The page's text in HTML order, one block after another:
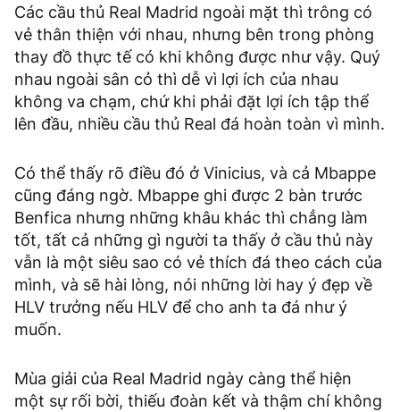
Các cầu thủ Real Madrid ngoài mặt thì trông có
vẻ thân thiện với nhau, nhưng bên trong phòng
thay đồ thực tế có khi không được như vậy. Quý
nhau ngoài sân cỏ thì dễ vì lợi ích của nhau
không va chạm, chứ khi phải đặt lợi ích tập thể
lên đầu, nhiều cầu thủ Real đá hoàn toàn vì mình.
Có thể thấy rõ điều đó ở Vinicius, và cả Mbappe
cũng đáng ngờ. Mbappe ghi được 2 bàn trước
Benfica nhưng những khâu khác thì chẳng làm
tốt, tất cả những gì người ta thấy ở cầu thủ này
vẫn là một siêu sao có vẻ thích đá theo cách của
mình, và sẽ hài lòng, nói những lời hay ý đẹp về
HLV trưởng nếu HLV để cho anh ta đá như ý
muốn.
Mùa giải của Real Madrid ngày càng thể hiện
một sự rối bời, thiếu đoàn kết và thậm chí không